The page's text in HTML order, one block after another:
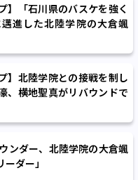
】「石川県のバスケを強く
進した北陸学院の大倉颯
張る
】北陸学院との接戦を制し
、横地聖真がリバウンドで
ンダー、北陸学院の大倉颯
ダー」